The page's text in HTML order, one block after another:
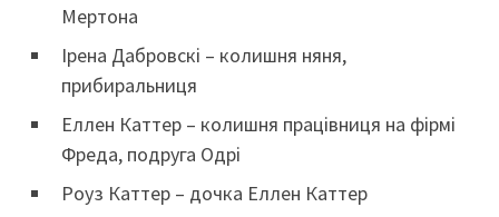
Мертона
Ірена Дабровскі – колишня няня,
прибиральниця
Еллен Каттер – колишня працівниця на фірмі
Фреда, подруга Одрі
Роуз Каттер – дочка Еллен Каттер